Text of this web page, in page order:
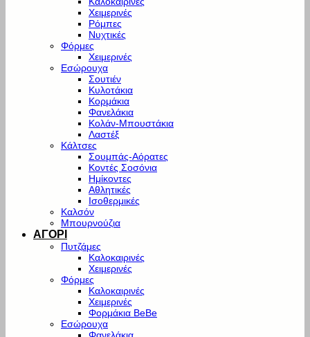
Χειμερινές
Ρόμπες
Νυχτικές
Φόρμες
Χειμερινές
Εσώρουχα
Σουτιέν
Κυλοτάκια
Κορμάκια
Φανελάκια
Κολάν-Μπουστάκια
Λαστέξ
Κάλτσες
Σουμπάς-Αόρατες
Κοντές Σοσόνια
Ημίκοντες
Αθλητικές
Ισοθερμικές
Καλσόν
Μπουρνούζια
ΑΓΟΡΙ
Πυτζάμες
Καλοκαιρινές
Χειμερινές
Φόρμες
Καλοκαιρινές
Χειμερινές
Φορμάκια BeBe
Εσώρουχα